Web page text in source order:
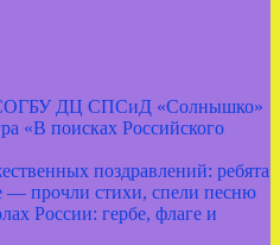
СОГБУ ДЦ СПСиД «Солнышко»
«В поисках Российского
поздравлений: ребята
— прочли стихи, спели песню
России: гербе, флаге и